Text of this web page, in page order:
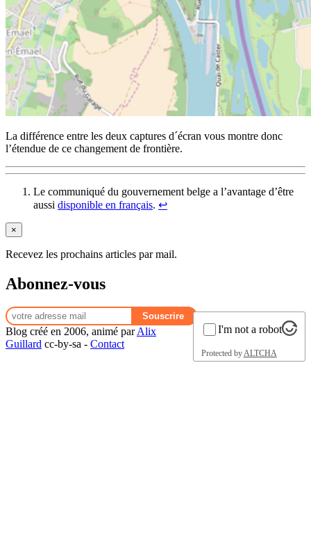
La différence entre les deux captures d´écran vous montre donc
l’étendue de ce changement de frontière.
Le communiqué du gouvernement belge a l’avantage d’être
aussi disponible en français. ↩︎
×
Recevez les prochains articles par mail.
Abonnez-vous
I'm not a robot
Protected byALTCHA
Blog créé en 2006, animé parAlix
Guillard cc-by-sa - Contact